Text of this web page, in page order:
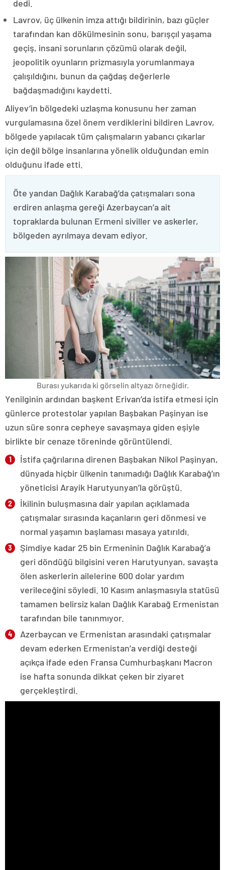
dedi.
Lavrov, üç ülkenin imza attığı bildirinin, bazı güçler
tarafından kan dökülmesinin sonu, barışçıl yaşama
geçiş, insani sorunların çözümü olarak değil,
jeopolitik oyunların prizmasıyla yorumlanmaya
çalışıldığını, bunun da çağdaş değerlerle
bağdaşmadığını kaydetti.
Aliyev’in bölgedeki uzlaşma konusunu her zaman
vurgulamasına özel önem verdiklerini bildiren Lavrov,
bölgede yapılacak tüm çalışmaların yabancı çıkarlar
için değil bölge insanlarına yönelik olduğundan emin
olduğunu ifade etti.
Öte yandan Dağlık Karabağ’da çatışmaları sona
erdiren anlaşma gereği Azerbaycan’a ait
topraklarda bulunan Ermeni siviller ve askerler,
bölgeden ayrılmaya devam ediyor.
Burası yukarıda ki görselin altyazı örneğidir.
Yenilginin ardından başkent Erivan’da istifa etmesi için
günlerce protestolar yapılan Başbakan Paşinyan ise
uzun süre sonra cepheye savaşmaya giden eşiyle
birlikte bir cenaze töreninde görüntülendi.
İstifa çağrılarına direnen Başbakan Nikol Paşinyan,
dünyada hiçbir ülkenin tanımadığı Dağlık Karabağ’ın
yöneticisi Arayik Harutyunyan’la görüştü.
İkilinin buluşmasına dair yapılan açıklamada
çatışmalar sırasında kaçanların geri dönmesi ve
normal yaşamın başlaması masaya yatırıldı.
Şimdiye kadar 25 bin Ermeninin Dağlık Karabağ’a
geri döndüğü bilgisini veren Harutyunyan, savaşta
ölen askerlerin ailelerine 600 dolar yardım
verileceğini söyledi. 10 Kasım anlaşmasıyla statüsü
tamamen belirsiz kalan Dağlık Karabağ Ermenistan
tarafından bile tanınmıyor.
Azerbaycan ve Ermenistan arasındaki çatışmalar
devam ederken Ermenistan’a verdiği desteği
açıkça ifade eden Fransa Cumhurbaşkanı Macron
ise hafta sonunda dikkat çeken bir ziyaret
gerçekleştirdi.